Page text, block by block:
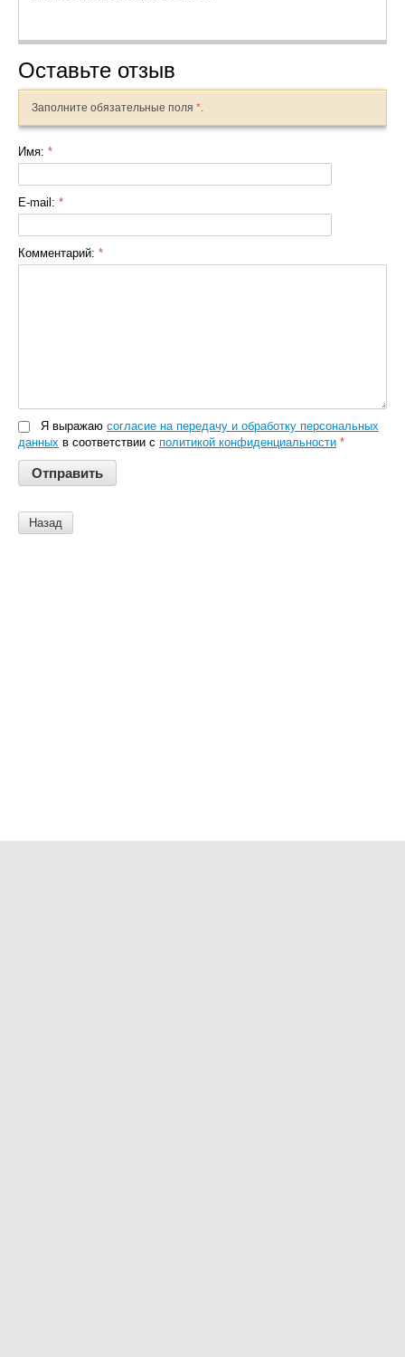
Оставьте отзыв
Заполните обязательные поля *.
Имя: *
E-mail: *
Комментарий: *
Я выражаю согласие на передачу и обработку персональных
данных в соответствии с политикой конфиденциальности *
Назад